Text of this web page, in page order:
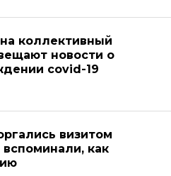
коллективный
новости о
covid-19
визитом
как